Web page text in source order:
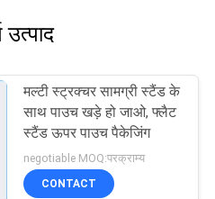
उत्पाद
मल्टी स्ट्रक्चर सामग्री स्टैंड के
साथ पाउच खड़े हो जाओ, फ्लैट
स्टैंड ऊपर पाउच पैकेजिंग
negotiable MOQ:परक्राम्य
CONTACT